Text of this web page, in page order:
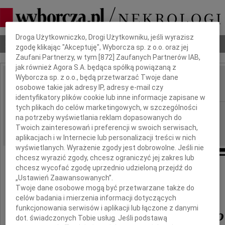
Nekrologi Odeszli Poradnik pogrzebowy
IMIĘ I NAZWISKO: Henryk Kowalski
REGION: Wrocław
DATA EMISJI: 18.12.2009
Z ogromnym żalem i smutkiem
przyjęliśmy wiadomość o śmierci
Henryka Kowalskiego
Dbamy o Twoją prywatność
Droga Użytkowniczko, Drogi Użytkowniku, jeśli wyrazisz
zgodę klikając "Akceptuję", Wyborcza sp. z o.o. oraz jej
Zaufani Partnerzy, w tym [872 ] Zaufanych Partnerów IAB,
jak również Agora S.A. będąca spółką powiązaną z
Wyborcza sp. z o.o., będą przetwarzać Twoje dane
osobowe takie jak adresy IP, adresy e-mail czy
identyfikatory plików cookie lub inne informacje zapisane w
tych plikach do celów marketingowych, w szczególności
na potrzeby wyświetlania reklam dopasowanych do
Twoich zainteresowań i preferencji w swoich serwisach,
aplikacjach i w Internecie lub personalizacji treści w nich
wyświetlanych. Wyrażenie zgody jest dobrowolne. Jeśli nie
chcesz wyrazić zgody, chcesz ograniczyć jej zakres lub
chcesz wycofać zgodę uprzednio udzieloną przejdź do
„Ustawień Zaawansowanych”.
Twoje dane osobowe mogą być przetwarzane także do
celów badania i mierzenia informacji dotyczących
funkcjonowania serwisów i aplikacji lub łączone z danymi
dot. świadczonych Tobie usług. Jeśli podstawą